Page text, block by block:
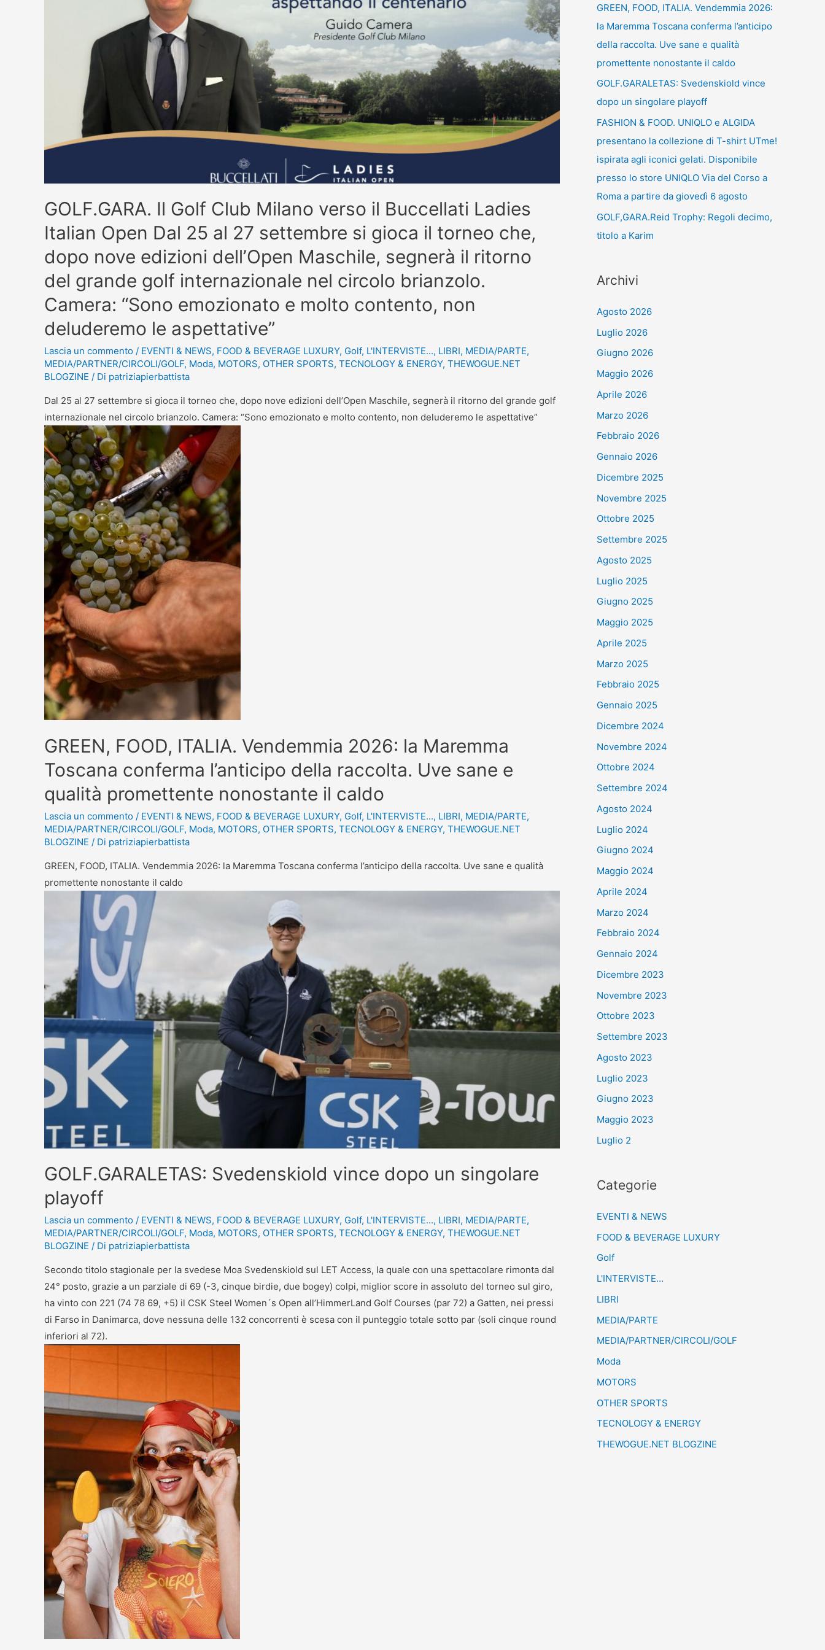
GOLF.GARA. Il Golf Club Milano verso il Buccellati Ladies
Italian Open Dal 25 al 27 settembre si gioca il torneo che,
dopo nove edizioni dell’Open Maschile, segnerà il ritorno
del grande golf internazionale nel circolo brianzolo.
Camera: “Sono emozionato e molto contento, non
deluderemo le aspettative”
Lascia un commento / EVENTI & NEWS, FOOD & BEVERAGE LUXURY, Golf, L'INTERVISTE..., LIBRI, MEDIA/PARTE,
MEDIA/PARTNER/CIRCOLI/GOLF, Moda, MOTORS, OTHER SPORTS, TECNOLOGY & ENERGY, THEWOGUE.NET
BLOGZINE / Di patriziapierbattista
Dal 25 al 27 settembre si gioca il torneo che, dopo nove edizioni dell’Open Maschile, segnerà il ritorno del grande golf
internazionale nel circolo brianzolo. Camera: “Sono emozionato e molto contento, non deluderemo le aspettative”
GREEN, FOOD, ITALIA. Vendemmia 2026: la Maremma
Toscana conferma l’anticipo della raccolta. Uve sane e
qualità promettente nonostante il caldo
Lascia un commento / EVENTI & NEWS, FOOD & BEVERAGE LUXURY, Golf, L'INTERVISTE..., LIBRI, MEDIA/PARTE,
MEDIA/PARTNER/CIRCOLI/GOLF, Moda, MOTORS, OTHER SPORTS, TECNOLOGY & ENERGY, THEWOGUE.NET
BLOGZINE / Di patriziapierbattista
GREEN, FOOD, ITALIA. Vendemmia 2026: la Maremma Toscana conferma l’anticipo della raccolta. Uve sane e qualità
promettente nonostante il caldo
GOLF.GARALETAS: Svedenskiold vince dopo un singolare
playoff
Lascia un commento / EVENTI & NEWS, FOOD & BEVERAGE LUXURY, Golf, L'INTERVISTE..., LIBRI, MEDIA/PARTE,
MEDIA/PARTNER/CIRCOLI/GOLF, Moda, MOTORS, OTHER SPORTS, TECNOLOGY & ENERGY, THEWOGUE.NET
BLOGZINE / Di patriziapierbattista
Secondo titolo stagionale per la svedese Moa Svedenskiold sul LET Access, la quale con una spettacolare rimonta dal
24° posto, grazie a un parziale di 69 (-3, cinque birdie, due bogey) colpi, miglior score in assoluto del torneo sul giro,
ha vinto con 221 (74 78 69, +5) il CSK Steel Women´s Open all’HimmerLand Golf Courses (par 72) a Gatten, nei pressi
di Farso in Danimarca, dove nessuna delle 132 concorrenti è scesa con il punteggio totale sotto par (soli cinque round
inferiori al 72).
GREEN, FOOD, ITALIA. Vendemmia 2026:
la Maremma Toscana conferma l’anticipo
della raccolta. Uve sane e qualità
promettente nonostante il caldo
GOLF.GARALETAS: Svedenskiold vince
dopo un singolare playoff
FASHION & FOOD. UNIQLO e ALGIDA
presentano la collezione di T-shirt UTme!
ispirata agli iconici gelati. Disponibile
presso lo store UNIQLO Via del Corso a
Roma a partire da giovedì 6 agosto
GOLF,GARA.Reid Trophy: Regoli decimo,
titolo a Karim
Archivi
Agosto 2026
Luglio 2026
Giugno 2026
Maggio 2026
Aprile 2026
Marzo 2026
Febbraio 2026
Gennaio 2026
Dicembre 2025
Novembre 2025
Ottobre 2025
Settembre 2025
Agosto 2025
Luglio 2025
Giugno 2025
Maggio 2025
Aprile 2025
Marzo 2025
Febbraio 2025
Gennaio 2025
Dicembre 2024
Novembre 2024
Ottobre 2024
Settembre 2024
Agosto 2024
Luglio 2024
Giugno 2024
Maggio 2024
Aprile 2024
Marzo 2024
Febbraio 2024
Gennaio 2024
Dicembre 2023
Novembre 2023
Ottobre 2023
Settembre 2023
Agosto 2023
Luglio 2023
Giugno 2023
Maggio 2023
Luglio 2
Categorie
EVENTI & NEWS
FOOD & BEVERAGE LUXURY
Golf
L'INTERVISTE…
LIBRI
MEDIA/PARTE
MEDIA/PARTNER/CIRCOLI/GOLF
Moda
MOTORS
OTHER SPORTS
TECNOLOGY & ENERGY
THEWOGUE.NET BLOGZINE